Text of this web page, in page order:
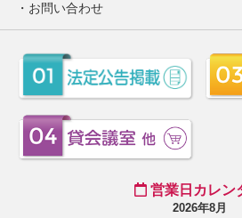
お問い合わせ
営業日カレン
2026年8月